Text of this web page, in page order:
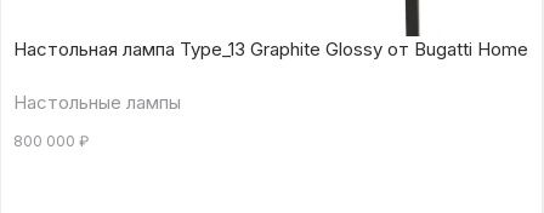
Настольная лампа Type_13 Graphite Glossy от Bugatti Home
Настольные лампы
800 000 ₽